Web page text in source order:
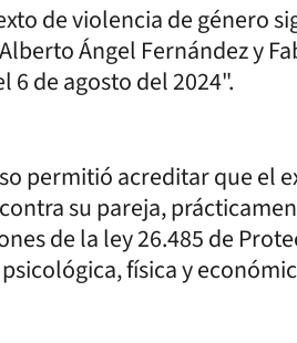
de violencia de género
Ángel Fernández y
6 de agosto del 2024".
permitió acreditar que el
su pareja,
de la ley 26.485 de
física y